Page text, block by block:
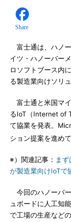
Share
富士通は、ハノ
イツ・ハノーバー
ロソフトブース内
る製造業向けソリ
富士通と米国マ
るIoT（Internet of
て協業を発表。
ション提案を進め
※）関連記事： ま
が製造業向けIoTで
今回のハノーバ
ュボードに人工知
で工場の生産など